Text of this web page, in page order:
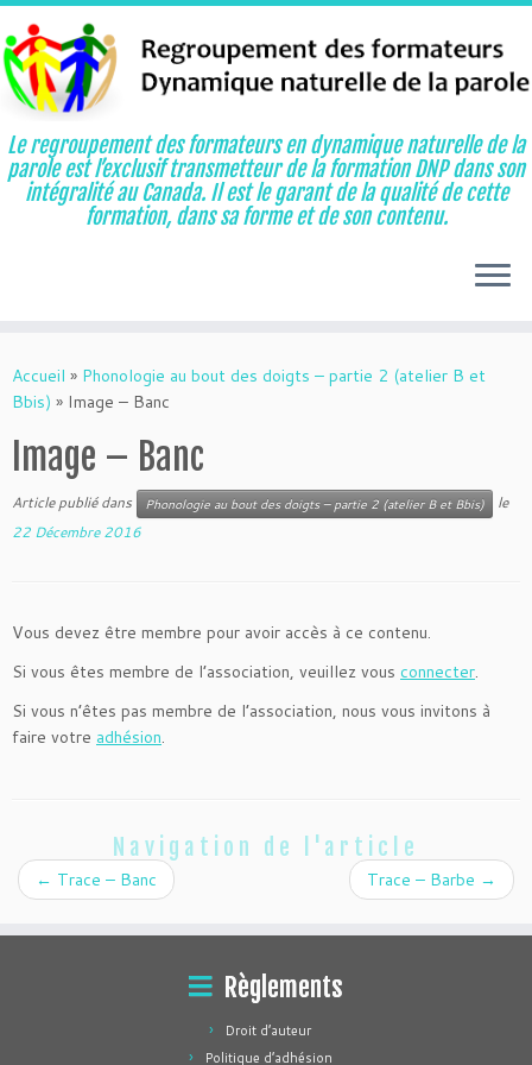
au
contenu
Le regroupement des formateurs en dynamique naturelle de la
parole est l’exclusif transmetteur de la formation DNP dans son
intégralité au Canada. Il est le garant de la qualité de cette
formation, dans sa forme et de son contenu.
Accueil » Phonologie au bout des doigts – partie 2 (atelier B et
Bbis) » Image – Banc
Image – Banc
Article publié dans Phonologie au bout des doigts – partie 2 (atelier B et Bbis)
le
22 Décembre 2016
Vous devez être membre pour avoir accès à ce contenu.
Si vous êtes membre de l’association, veuillez vous connecter.
Si vous n’êtes pas membre de l’association, nous vous invitons à
faire votre adhésion.
Navigation de l'article
← Trace – Banc Trace – Barbe →
Règlements
Droit d’auteur
Politique d’adhésion